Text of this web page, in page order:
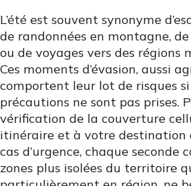
L’été est souvent synonyme
de randonnées en montagne,
ou de voyages vers des régions
Ces moments d’évasion, aussi
comportent leur lot de risques
précautions ne sont pas prises.
vérification de la couverture
itinéraire et à votre destination
cas d’urgence, chaque seconde
zones plus isolées du territoire